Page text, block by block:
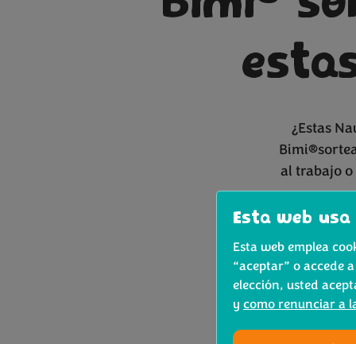
¿Estas
al trabajo
✅
Esta web usa
Esta web emplea
“aceptar” o accede
elección, usted
y como renunciar a